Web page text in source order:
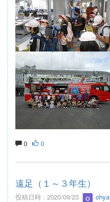
0 0
遠足（１～３年生）
投稿日時 : 2020/09/23 ohya